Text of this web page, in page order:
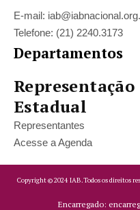
E-mail:
Telefone: (21) 2240.3173
Departamentos
Representação
Estadual
Representantes
Acesse a Agenda
Copyright ©2024 IAB.Todos os direitos
Encarregado: